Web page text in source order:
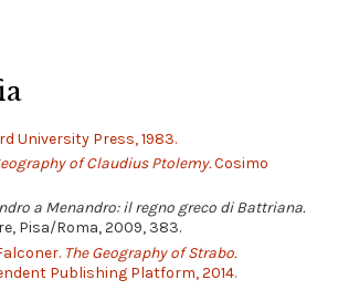
University Press, 1983.
of Claudius Ptolemy.Cosimo
a Menandro: il regno greco di Battriana.
Pisa/Roma, 2009, 383.
The Geography of Strabo.
Publishing Platform, 2014.